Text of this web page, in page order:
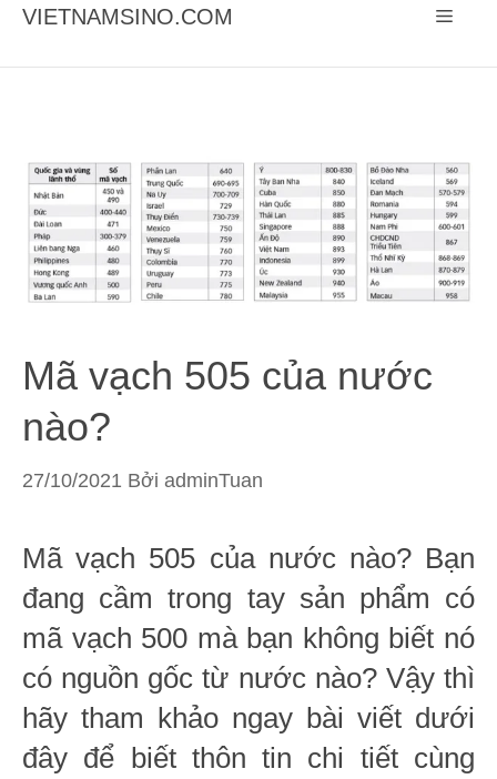
Chuyển
VIETNAMSINO.COM Menu
Mã vạch 505 của nước
nào?
27/10/2021 Bởi adminTuan
Mã vạch 505 của nước nào? Bạn
đang cầm trong tay sản phẩm có
mã vạch 500 mà bạn không biết nó
có nguồn gốc từ nước nào? Vậy thì
hãy tham khảo ngay bài viết dưới
đây để biết thôn tin chi tiết cùng